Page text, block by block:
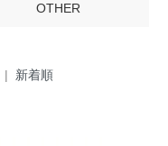
OTHER
| 新着順